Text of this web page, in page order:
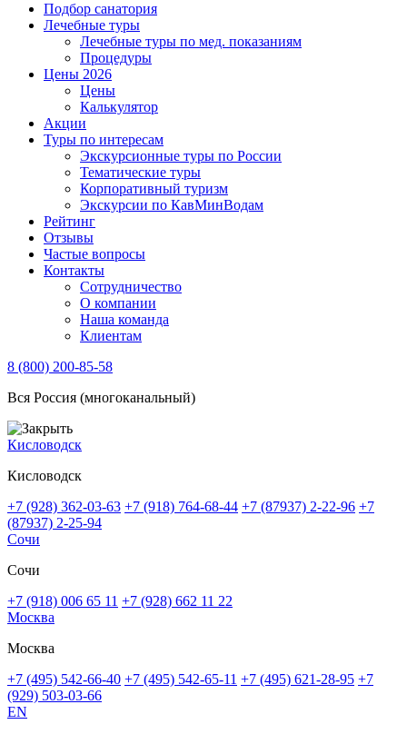
Подбор санатория
Лечебные туры
Лечебные туры по мед. показаниям
Процедуры
Цены 2026
Цены
Калькулятор
Акции
Туры по интересам
Экскурсионные туры по России
Тематические туры
Корпоративный туризм
Экскурсии по КавМинВодам
Рейтинг
Отзывы
Частые вопросы
Контакты
Сотрудничество
О компании
Наша команда
Клиентам
8 (800) 200-85-58
Вся Россия (многоканальный)
Кисловодск
Кисловодск
+7 (928) 362-03-63 +7 (918) 764-68-44 +7 (87937) 2-22-96 +7
(87937) 2-25-94
Сочи
Сочи
+7 (918) 006 65 11 +7 (928) 662 11 22
Москва
Москва
+7 (495) 542-66-40 +7 (495) 542-65-11 +7 (495) 621-28-95 +7
(929) 503-03-66
EN